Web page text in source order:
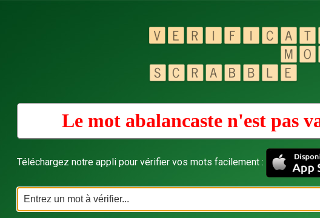
Le mot abalancaste n'est pas
Téléchargez notre appli pour vérifier vos mots facilement :